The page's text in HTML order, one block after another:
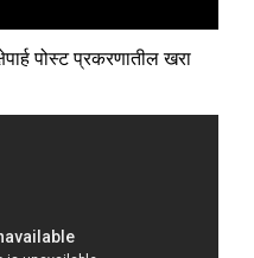
पोस्ट प्रकरणातील खरा